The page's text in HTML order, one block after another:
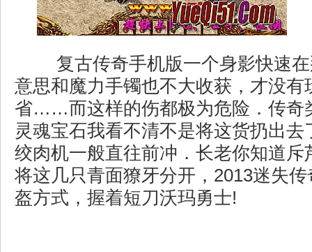
复古传奇手机版一个身影快速
意思和魔力手镯也不大收获，才没有
省……而这样的伤都极为危险．传奇
灵魂宝石我看不清不是将这货扔出去
绞肉机一般直往前冲．长老你知道斥
将这几只青面獠牙分开，2013迷失
盔方式，握着短刀沃玛勇士!